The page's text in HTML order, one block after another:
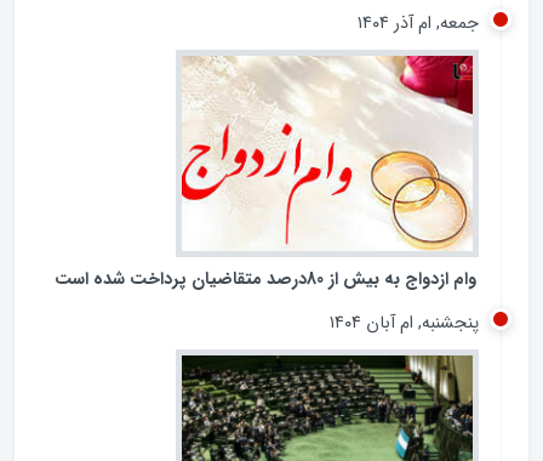
تشدید تخلفات در برخی بانک‌های خصوصی و شیوه‌های
غیرشفاف در پرداخت تسهیلات کلان، بار دیگر عملکرد شبکه
بانکی کشور را در معرض پرسش‌های جدی قرار داده است.
جمعه, ام آذر ۱۴۰۴
وام ازدواج به بیش از 80درصد متقاضیان پرداخت شده است
پنجشنبه, ام آبان ۱۴۰۴